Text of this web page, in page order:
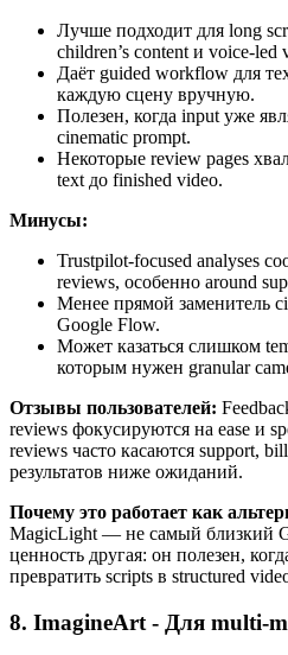
Лучше подходит для long
children’s content и voice-led
Даёт guided workflow для
каждую сцену вручную.
Полезен, когда input уже
cinematic prompt.
Некоторые review pages
text до finished video.
Минусы:
Trustpilot-focused analyses
reviews, особенно around
Менее прямой заменитель
Google Flow.
Может казаться слишком
которым нужен granular
Отзывы пользователей:
reviews фокусируются на ease и
reviews часто касаются support,
результатов ниже ожиданий.
Почему это работает как
MagicLight — не самый близкий
ценность другая: он полезен,
превратить scripts в structured
8. ImagineArt - Для multi-